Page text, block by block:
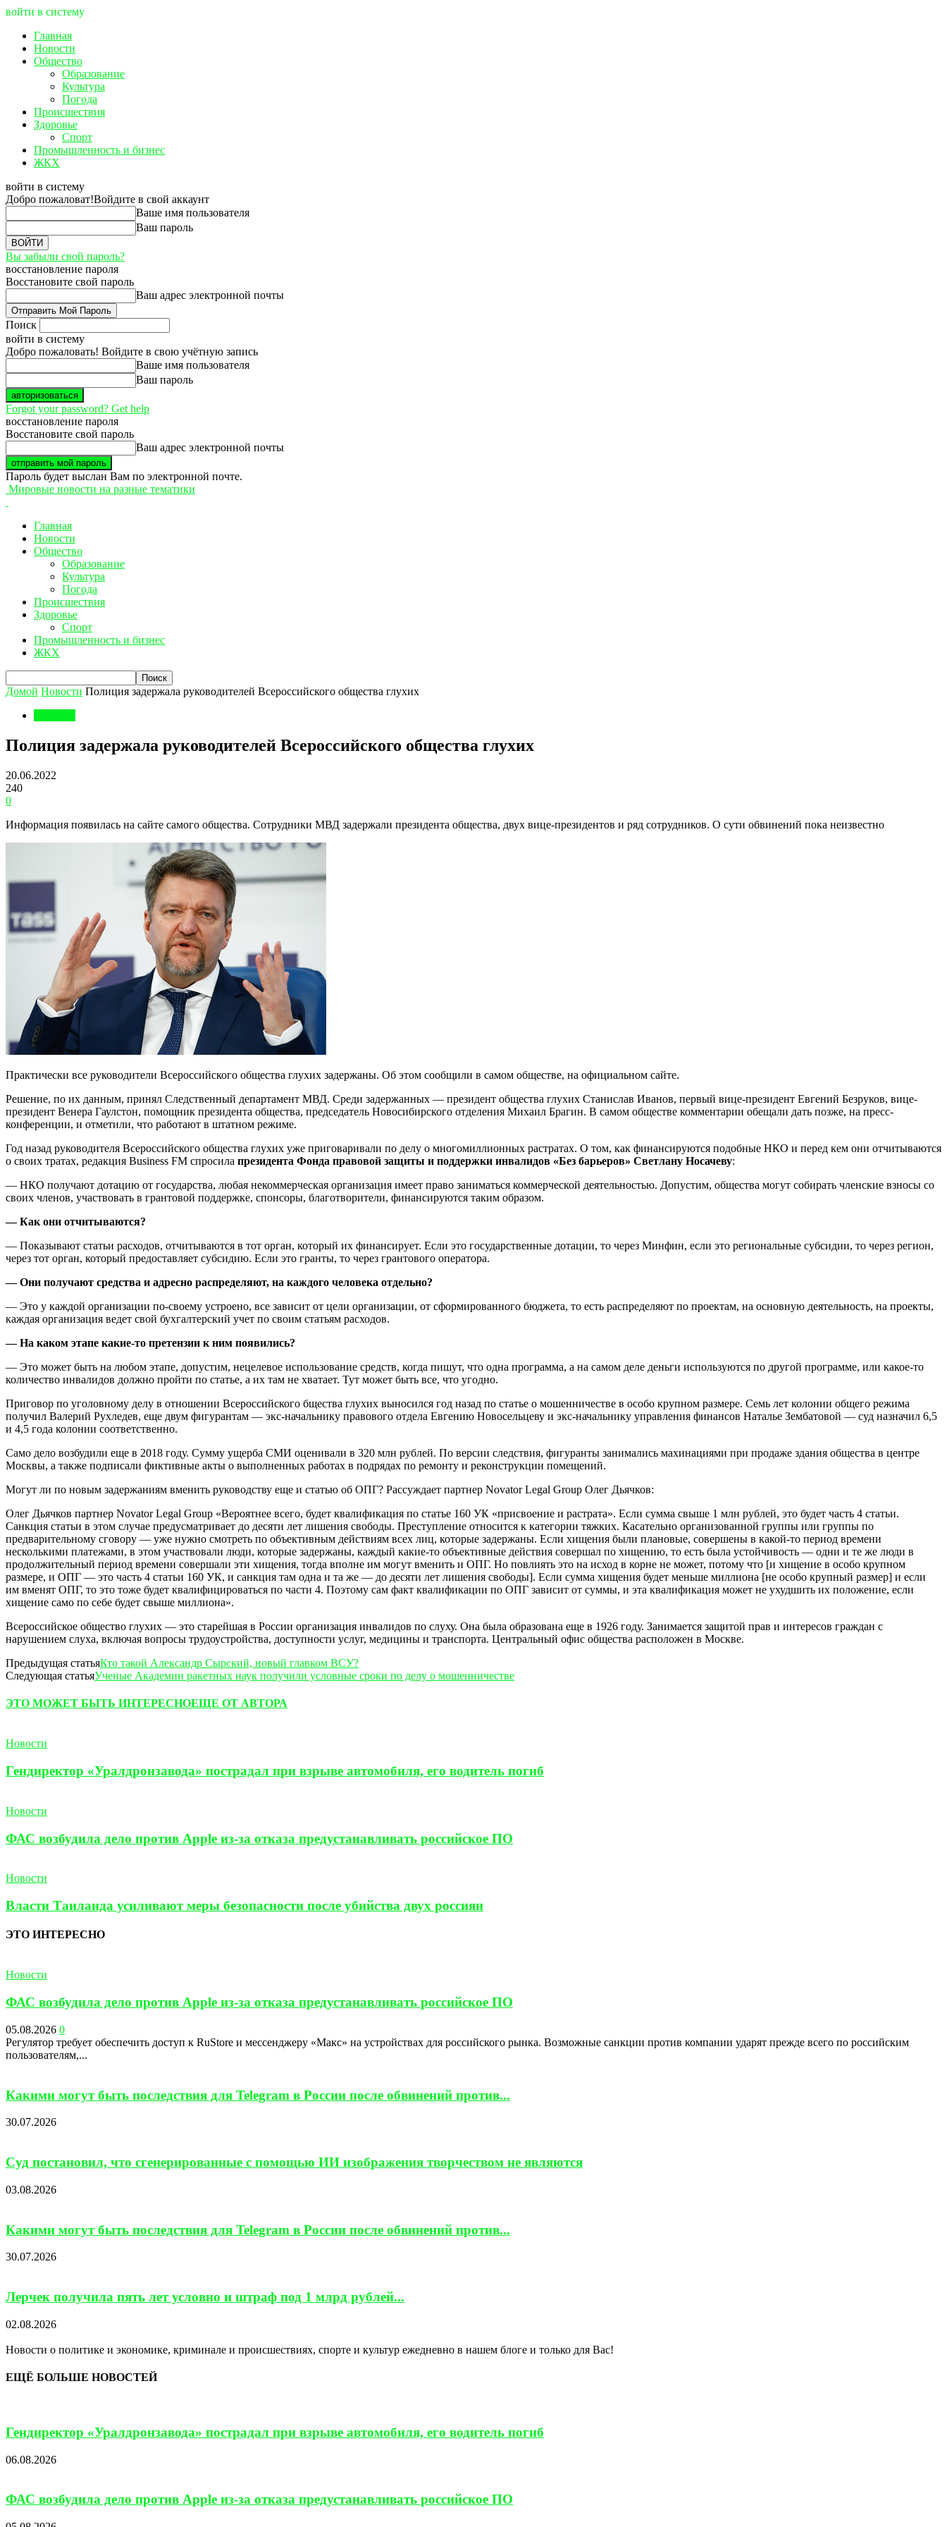
войти в систему
Главная
Новости
Общество
Образование
Культура
Погода
Происшествия
Здоровье
Спорт
Промышленность и бизнес
ЖКХ
войти в систему
Добро пожаловат!Войдите в свой аккаунт
Ваше имя пользователя
Ваш пароль
Вы забыли свой пароль?
восстановление пароля
Восстановите свой пароль
Ваш адрес электронной почты
Поиск
войти в систему
Добро пожаловать! Войдите в свою учётную запись
Ваше имя пользователя
Ваш пароль
Forgot your password? Get help
восстановление пароля
Восстановите свой пароль
Ваш адрес электронной почты
Пароль будет выслан Вам по электронной почте.
Мировые новости на разные тематики
Главная
Новости
Общество
Образование
Культура
Погода
Происшествия
Здоровье
Спорт
Промышленность и бизнес
ЖКХ
Домой Новости Полиция задержала руководителей Всероссийского общества глухих
Полиция задержала руководителей Всероссийского общества глухих
20.06.2022
240
0
Информация появилась на сайте самого общества. Сотрудники МВД задержали президента общества, двух вице-президентов и ряд сотрудников. О сути обвинений пока неизвестно
Практически все руководители Всероссийского общества глухих задержаны. Об этом сообщили в самом обществе, на официальном сайте.
Решение, по их данным, принял Следственный департамент МВД. Среди задержанных — президент общества глухих Станислав Иванов, первый вице-президент Евгений Безруков, вице-
президент Венера Гаулстон, помощник президента общества, председатель Новосибирского отделения Михаил Брагин. В самом обществе комментарии обещали дать позже, на пресс-
конференции, и отметили, что работают в штатном режиме.
Год назад руководителя Всероссийского общества глухих уже приговаривали по делу о многомиллионных растратах. О том, как финансируются подобные НКО и перед кем они отчитываются
о своих тратах, редакция Business FM спросила президента Фонда правовой защиты и поддержки инвалидов «Без барьеров» Светлану Носачеву:
— НКО получают дотацию от государства, любая некоммерческая организация имеет право заниматься коммерческой деятельностью. Допустим, общества могут собирать членские взносы со
своих членов, участвовать в грантовой поддержке, спонсоры, благотворители, финансируются таким образом.
— Как они отчитываются?
— Показывают статьи расходов, отчитываются в тот орган, который их финансирует. Если это государственные дотации, то через Минфин, если это региональные субсидии, то через регион,
через тот орган, который предоставляет субсидию. Если это гранты, то через грантового оператора.
— Они получают средства и адресно распределяют, на каждого человека отдельно?
— Это у каждой организации по-своему устроено, все зависит от цели организации, от сформированного бюджета, то есть распределяют по проектам, на основную деятельность, на проекты,
каждая организация ведет свой бухгалтерский учет по своим статьям расходов.
— На каком этапе какие-то претензии к ним появились?
— Это может быть на любом этапе, допустим, нецелевое использование средств, когда пишут, что одна программа, а на самом деле деньги используются по другой программе, или какое-то
количество инвалидов должно пройти по статье, а их там не хватает. Тут может быть все, что угодно.
Приговор по уголовному делу в отношении Всероссийского бщества глухих выносился год назад по статье о мошенничестве в особо крупном размере. Семь лет колонии общего режима
получил Валерий Рухледев, еще двум фигурантам — экс-начальнику правового отдела Евгению Новосельцеву и экс-начальнику управления финансов Наталье Зембатовой — суд назначил 6,5
и 4,5 года колонии соответственно.
Само дело возбудили еще в 2018 году. Сумму ущерба СМИ оценивали в 320 млн рублей. По версии следствия, фигуранты занимались махинациями при продаже здания общества в центре
Москвы, а также подписали фиктивные акты о выполненных работах в подрядах по ремонту и реконструкции помещений.
Могут ли по новым задержаниям вменить руководству еще и статью об ОПГ? Рассуждает партнер Novator Legal Group Олег Дьячков:
Олег Дьячков партнер Novator Legal Group «Вероятнее всего, будет квалификация по статье 160 УК «присвоение и растрата». Если сумма свыше 1 млн рублей, это будет часть 4 статьи.
Санкция статьи в этом случае предусматривает до десяти лет лишения свободы. Преступление относится к категории тяжких. Касательно организованной группы или группы по
предварительному сговору — уже нужно смотреть по объективным действиям всех лиц, которые задержаны. Если хищения были плановые, совершены в какой-то период времени
несколькими платежами, в этом участвовали люди, которые задержаны, каждый какие-то объективные действия совершал по хищению, то есть была устойчивость — одни и те же люди в
продолжительный период времени совершали эти хищения, тогда вполне им могут вменить и ОПГ. Но повлиять это на исход в корне не может, потому что [и хищение в особо крупном
размере, и ОПГ — это часть 4 статьи 160 УК, и санкция там одна и та же — до десяти лет лишения свободы]. Если сумма хищения будет меньше миллиона [не особо крупный размер] и если
им вменят ОПГ, то это тоже будет квалифицироваться по части 4. Поэтому сам факт квалификации по ОПГ зависит от суммы, и эта квалификация может не ухудшить их положение, если
хищение само по себе будет свыше миллиона».
Всероссийское общество глухих — это старейшая в России организация инвалидов по слуху. Она была образована еще в 1926 году. Занимается защитой прав и интересов граждан с
нарушением слуха, включая вопросы трудоустройства, доступности услуг, медицины и транспорта. Центральный офис общества расположен в Москве.
Предыдущая статьяКто такой Александр Сырский, новый главком ВСУ?
Следующая статьяУченые Академии ракетных наук получили условные сроки по делу о мошенничестве
ЭТО МОЖЕТ БЫТЬ ИНТЕРЕСНОЕЩЕ ОТ АВТОРА
Новости
Гендиректор «Уралдронзавода» пострадал при взрыве автомобиля, его водитель погиб
Новости
ФАС возбудила дело против Apple из-за отказа предустанавливать российское ПО
Новости
Власти Таиланда усиливают меры безопасности после убийства двух россиян
ЭТО ИНТЕРЕСНО
Новости
ФАС возбудила дело против Apple из-за отказа предустанавливать российское ПО
05.08.2026 0
Регулятор требует обеспечить доступ к RuStore и мессенджеру «Макс» на устройствах для российского рынка. Возможные санкции против компании ударят прежде всего по российским
пользователям,...
Какими могут быть последствия для Telegram в России после обвинений против...
30.07.2026
Суд постановил, что сгенерированные с помощью ИИ изображения творчеством не являются
03.08.2026
Какими могут быть последствия для Telegram в России после обвинений против...
30.07.2026
Лерчек получила пять лет условно и штраф под 1 млрд рублей...
02.08.2026
Новости о политике и экономике, криминале и происшествиях, спорте и культур ежедневно в нашем блоге и только для Вас!
ЕЩЁ БОЛЬШЕ НОВОСТЕЙ
Гендиректор «Уралдронзавода» пострадал при взрыве автомобиля, его водитель погиб
06.08.2026
ФАС возбудила дело против Apple из-за отказа предустанавливать российское ПО